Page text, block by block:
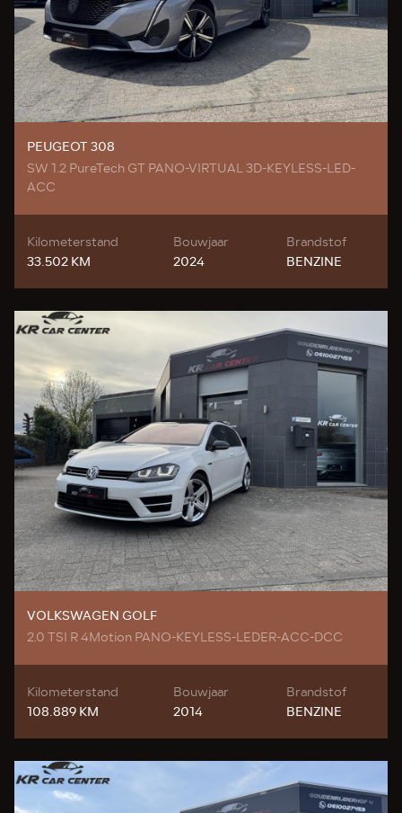
PEUGEOT 308
SW 1.2 PureTech GT PANO-VIRTUAL 3D-KEYLESS-LED-
ACC
Kilometerstand
33.502 KM
Bouwjaar
2024
Brandstof
BENZINE
VOLKSWAGEN GOLF
2.0 TSI R 4Motion PANO-KEYLESS-LEDER-ACC-DCC
Kilometerstand
108.889 KM
Bouwjaar
2014
Brandstof
BENZINE